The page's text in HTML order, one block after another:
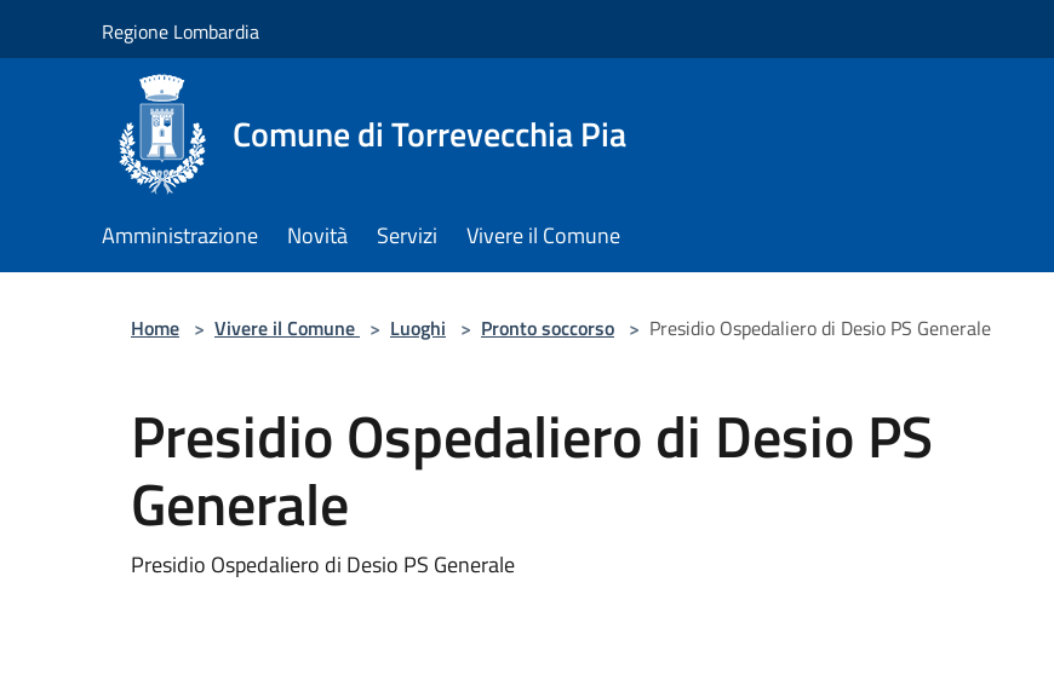
Regione Lombardia
Comune di Torrevecchia Pia
Amministrazione Novità Servizi Vivere il Comune
Home > Vivere il Comune > Luoghi > Pronto soccorso > Presidio Ospedaliero di Desio PS Generale
Presidio Ospedaliero di Desio PS
Generale
Presidio Ospedaliero di Desio PS Generale